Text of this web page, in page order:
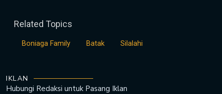
Related Topics
Boniaga Family Batak Silalahi
IKLAN
Hubungi Redaksi untuk Pasang Iklan